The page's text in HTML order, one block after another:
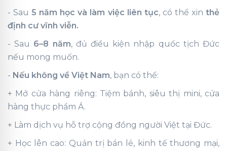
- Sau5 năm học và làm việc liên tục, có thể xinthẻ
định cư vĩnh viễn.
- Sau 6–8 năm, đủ điều kiện nhập quốc tịch Đức
nếu mong muốn.
- Nếu không về Việt Nam, bạn có thể:
+ Mở cửa hàng riêng: Tiệm bánh, siêu thị mini, cửa
hàng thực phẩm Á.
+ Làm dịch vụ hỗ trợ cộng đồng người Việt tại Đức.
+ Học lên cao: Quản trị bán lẻ, kinh tế thương mại,